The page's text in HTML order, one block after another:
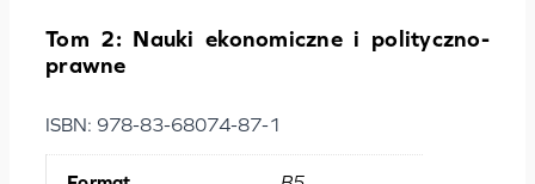
Tom 2: Nauki ekonomiczne i polityczno-
prawne
ISBN: 978-83-68074-87-1